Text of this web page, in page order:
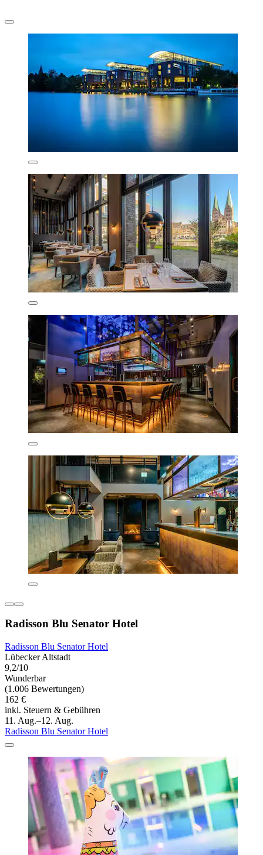
Radisson Blu Senator Hotel
Radisson Blu Senator Hotel
Lübecker Altstadt
9,2/10
Wunderbar
(1.006 Bewertungen)
162 €
inkl. Steuern & Gebühren
11. Aug.–12. Aug.
Radisson Blu Senator Hotel